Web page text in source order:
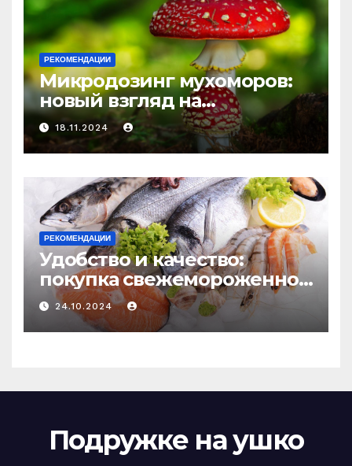
РЕКОМЕНДАЦИИ
Микродозинг мухоморов:
новый взгляд на
психоделику
18.11.2024
РЕКОМЕНДАЦИИ
Удобство и качество:
покупка свежемороженной
рыбы онлайн
24.10.2024
Подружке на ушко